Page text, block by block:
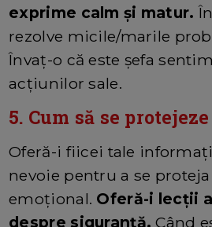
exprime calm și matur.
rezolve micile/marile
Învaț-o că este șefa
acțiunilor sale.
5. Cum să se protejeze
Oferă-i fiicei tale
nevoie pentru a se
emoțional. Oferă-i lecții
despre siguranță. Când